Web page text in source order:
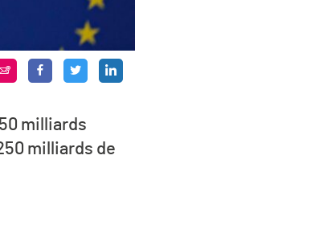
milliards
milliards de